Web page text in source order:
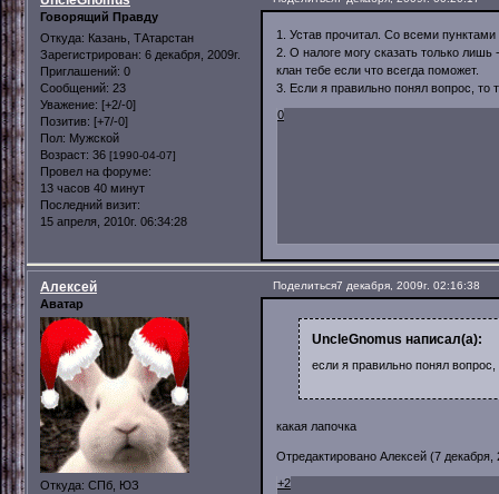
Говорящий Правду
Откуда: Казань, ТАтарстан
Зарегистрирован: 6 декабря, 2009г.
Приглашений: 0
Сообщений: 23
Уважение: [+2/-0]
Позитив: [+7/-0]
Пол: Мужской
Возраст: 36 [1990-04-07]
Провел на форуме:
13 часов 40 минут
Последний визит:
15 апреля, 2010г. 06:34:28
1. Устав прочитал. Со всеми пунктами
2. О налоге могу сказать только
клан тебе если что всегда поможет.
3. Если я правильно понял вопрос, то
0
Поделиться7 декабря, 2009г. 02:16:38
Алексей
Аватар
Откуда: СПб, ЮЗ
UncleGnomus написал(а):
если я правильно понял
какая лапочка
Отредактировано Алексей (7 декабря,
+2